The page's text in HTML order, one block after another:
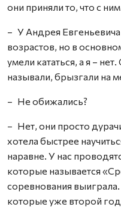
они приняли то, что с
– У Андрея
возрастов, но в
умели кататься, а я –
называли, брызгали на
– Не обижались?
– Нет, они просто
хотела быстрее
наравне. У нас
которые называется
соревнования
которые уже второй год